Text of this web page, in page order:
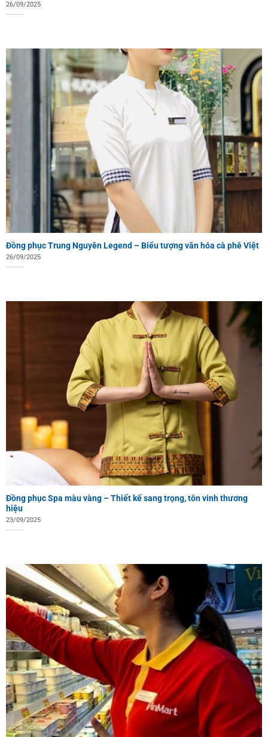
26/09/2025
Đồng phục Trung Nguyên Legend – Biểu tượng văn hóa cà phê Việt
26/09/2025
Đồng phục Spa màu vàng – Thiết kế sang trọng, tôn vinh thương
hiệu
23/09/2025